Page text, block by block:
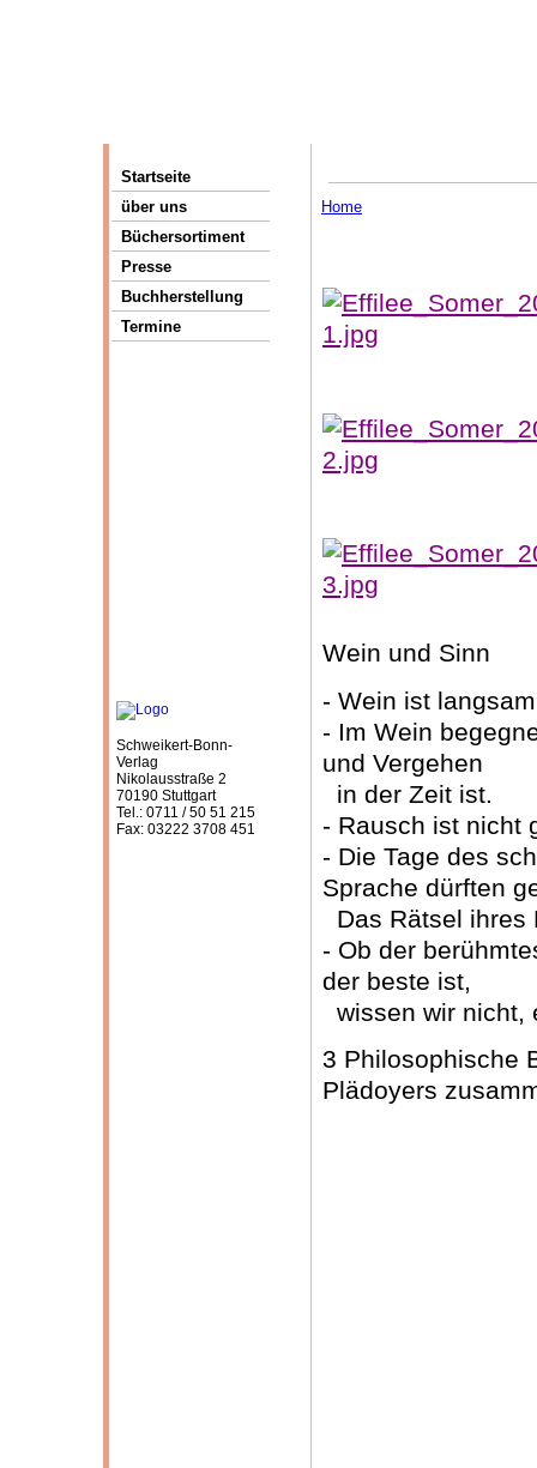
Startseite
über uns
Büchersortiment
Presse
Buchherstellung
Termine
Schweikert-Bonn-
Verlag
Nikolausstraße 2
70190 Stuttgart
Tel.: 0711 / 50 51 215
Fax: 03222 3708 451
Home
Wein und Sinn
- Wein ist
- Im Wein
und Vergehen
in der Zeit ist.
- Rausch ist nicht
- Die Tage des
Sprache dürften
Das Rätsel ihres
- Ob der
der beste ist,
wissen wir nicht,
3 Philosophische
Plädoyers